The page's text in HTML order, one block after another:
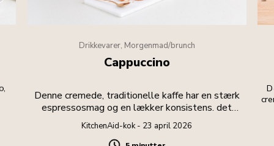
Drikkevarer, Morgenmad/brunch
Cappuccino
Denne cremede, traditionelle kaffe har en stærk
espressosmag og en lækker konsistens. det
vigtigste er at skummet opnår fløjlsblød
perfektion!
KitchenAid-kok - 23 april 2026